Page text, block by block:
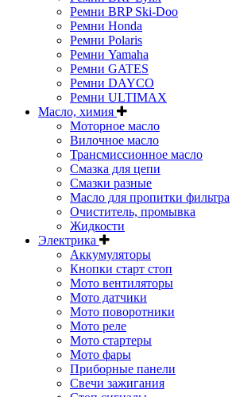
Ремни BRP Ski-Doo
Ремни Honda
Ремни Polaris
Ремни Yamaha
Ремни GATES
Ремни DAYCO
Ремни ULTIMAX
Масло, химия
Моторное масло
Вилочное масло
Трансмиссионное масло
Смазка для цепи
Смазки разные
Масло для пропитки фильтра
Очиститель, промывка
Жидкости
Электрика
Аккумуляторы
Кнопки старт стоп
Мото вентиляторы
Мото датчики
Мото поворотники
Мото реле
Мото стартеры
Мото фары
Приборные панели
Свечи зажигания